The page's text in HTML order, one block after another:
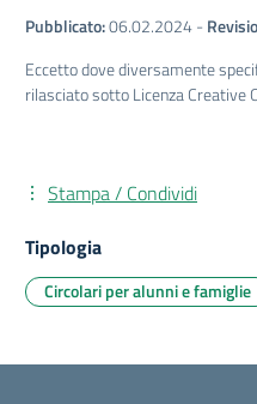
Pubblicato:06.02.2024-
Eccetto dove diversamente
rilasciato sotto Licenza Creative
Stampa / Condividi
Tipologia
Circolari per alunni e famiglie